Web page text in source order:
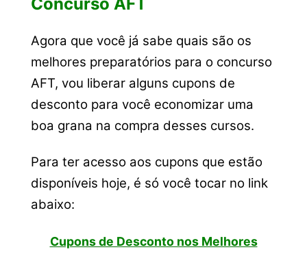
Agora que você já sabe quais são os
melhores preparatórios para o concurso
AFT, vou liberar alguns cupons de
desconto para você economizar uma
boa grana na compra desses cursos.
Para ter acesso aos cupons que estão
disponíveis hoje, é só você tocar no link
abaixo:
Cupons de Desconto nos Melhores